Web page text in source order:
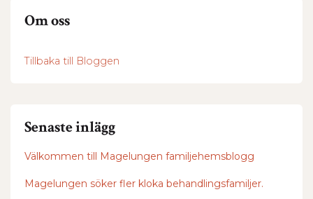
Om oss
Tillbaka till Bloggen
Senaste inlägg
Välkommen till Magelungen familjehemsblogg
Magelungen söker fler kloka behandlingsfamiljer.